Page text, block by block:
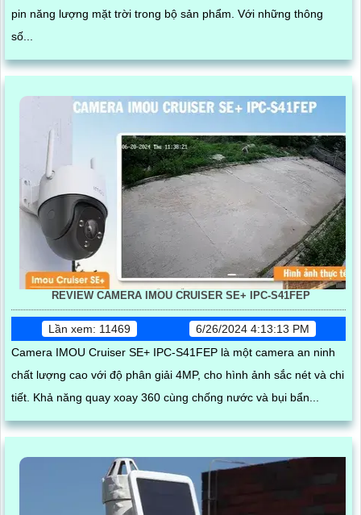
pin năng lượng mặt trời trong bộ sản phẩm. Với những thông
số...
REVIEW CAMERA IMOU CRUISER SE+ IPC-S41FEP
Lần xem: 11469
6/26/2024 4:13:13 PM
Camera IMOU Cruiser SE+ IPC-S41FEP là một camera an ninh
chất lượng cao với độ phân giải 4MP, cho hình ảnh sắc nét và chi
tiết. Khả năng quay xoay 360 cùng chống nước và bụi bẩn...